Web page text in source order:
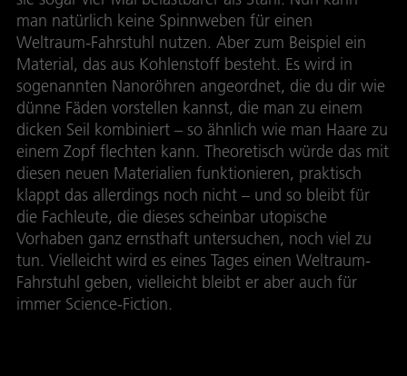
man natürlich keine Spinnweben für einen
Weltraum-Fahrstuhl nutzen. Aber zum Beispiel ein
Material, das aus Kohlenstoff besteht. Es wird in
sogenannten Nanoröhren angeordnet, die du dir wie
dünne Fäden vorstellen kannst, die man zu einem
dicken Seil kombiniert – so ähnlich wie man Haare zu
einem Zopf flechten kann. Theoretisch würde das mit
diesen neuen Materialien funktionieren, praktisch
klappt das allerdings noch nicht – und so bleibt für
die Fachleute, die dieses scheinbar utopische
Vorhaben ganz ernsthaft untersuchen, noch viel zu
tun. Vielleicht wird es eines Tages einen Weltraum-
Fahrstuhl geben, vielleicht bleibt er aber auch für
immer Science-Fiction.